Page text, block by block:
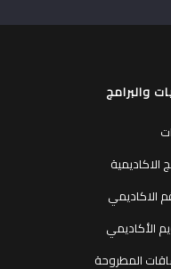
والبرامج
الاكاديمية
الاكاديمي
الأكاديمي
المطروحة